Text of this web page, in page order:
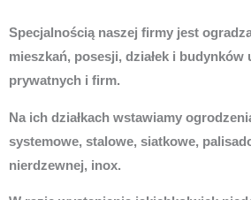
Specjalnością naszej firmy jest
mieszkań, posesji, działek i
prywatnych i firm.
Na ich działkach wstawiamy
systemowe, stalowe, siatkowe,
nierdzewnej, inox.